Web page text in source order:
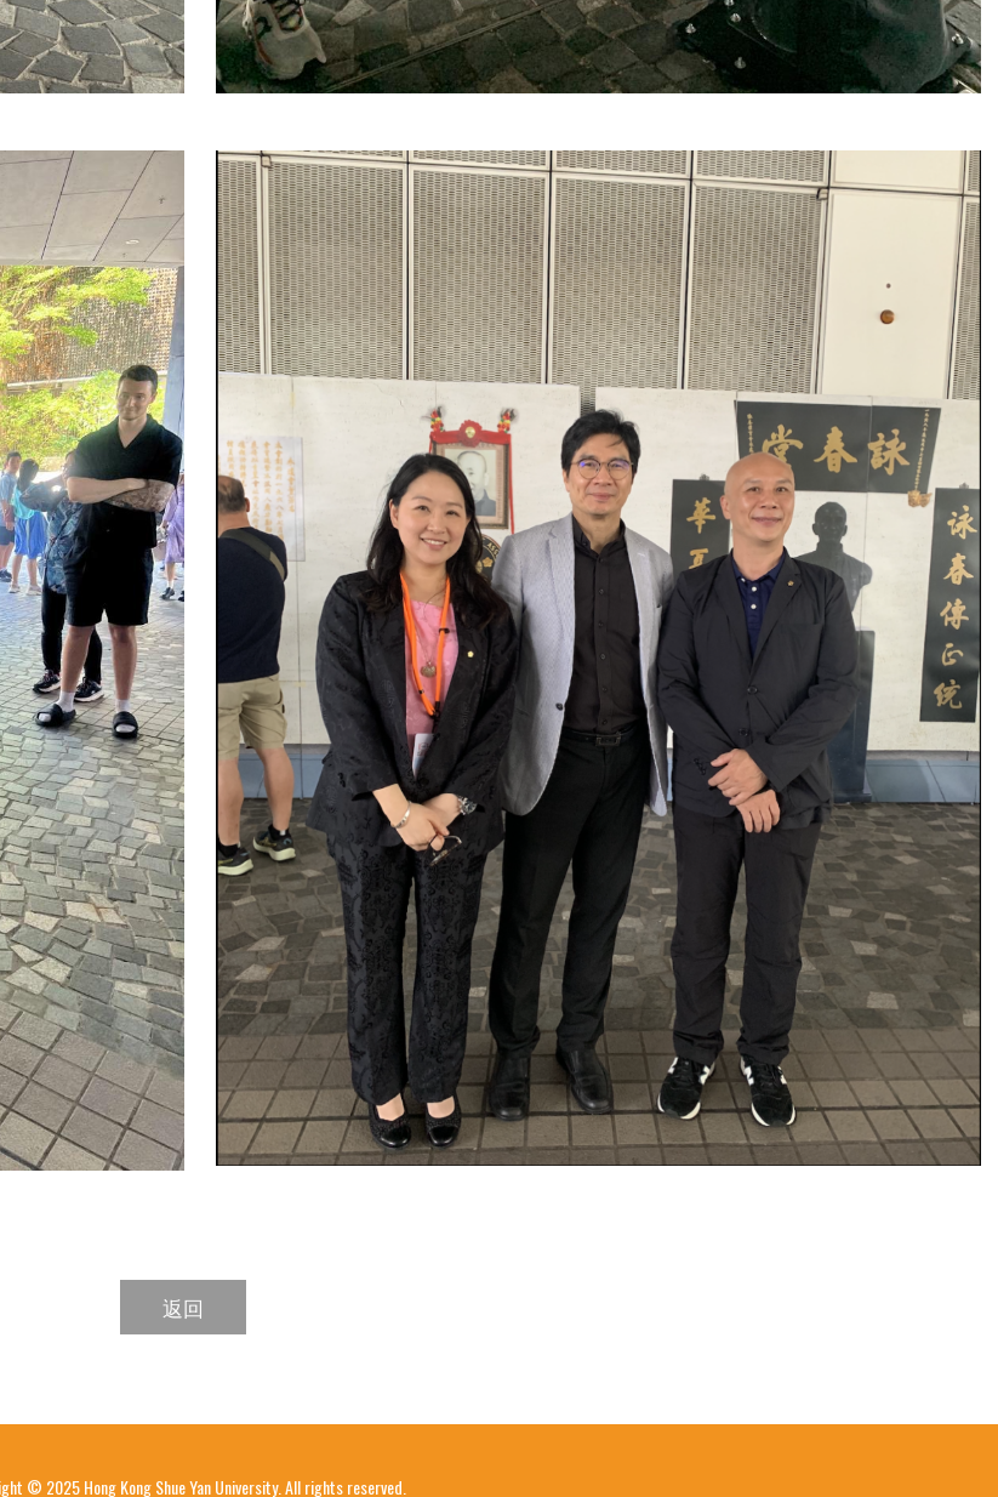
返回
© 2025 Hong Kong Shue Yan University. All rights reserved.